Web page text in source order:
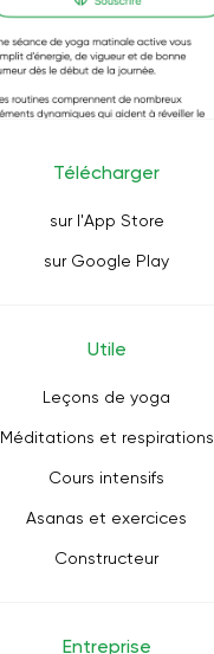
Télécharger
sur l'App Store
sur Google Play
Utile
Leçons de yoga
Méditations et respirations
Cours intensifs
Asanas et exercices
Constructeur
Entreprise